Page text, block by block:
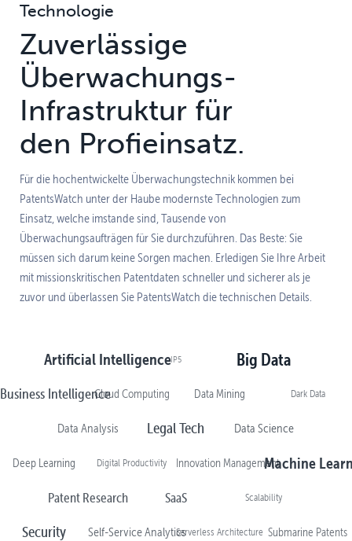
Technologie
Zuverlässige
Überwachungs-
Infrastruktur für
den Profieinsatz.
Für die hochentwickelte Überwachungstechnik kommen bei
PatentsWatch unter der Haube modernste Technologien zum
Einsatz, welche imstande sind, Tausende von
Überwachungsaufträgen für Sie durchzuführen. Das Beste: Sie
müssen sich darum keine Sorgen machen. Erledigen Sie Ihre Arbeit
mit missionskritischen Patentdaten schneller und sicherer als je
zuvor und überlassen Sie PatentsWatch die technischen Details.
Artificial IntelligenceIP5 Big Data
Business IntelligenceCloud Computing Data Mining Dark Data
Data Analysis Legal Tech Data Science
Deep Learning Digital Productivity Innovation ManagementMachine
Patent Research SaaS Scalability
Security Self-Service AnalyticsServerless Architecture Submarine Patents